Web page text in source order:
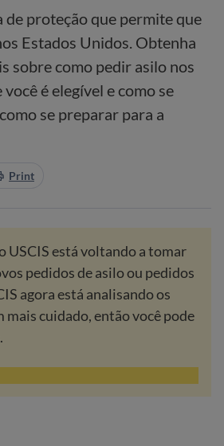
de proteção que permite que
Estados Unidos. Obtenha
sobre como pedir asilo nos
é elegível e como se
se preparar para a
Print
USCIS está voltando a tomar
pedidos de asilo ou pedidos
agora está analisando os
mais cuidado, então você pode